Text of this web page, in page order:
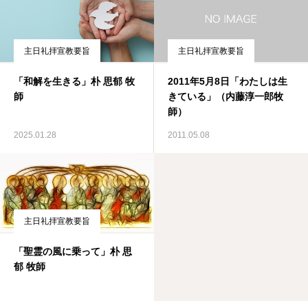
主日礼拝宣教要旨
「和解を生きる」朴 思郁 牧
師
2025.01.28
主日礼拝宣教要旨
2011年5月8日「わたしは生
きている」（内藤淳一郎牧
師）
2011.05.08
主日礼拝宣教要旨
「聖霊の風に乗って」朴 思
郁 牧師